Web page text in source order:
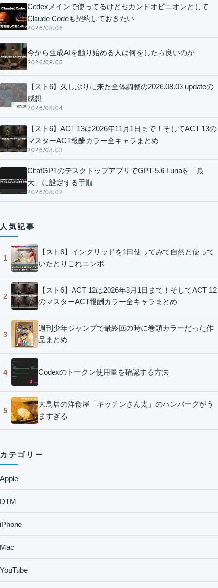
Codexメインで使ってるけどセカンドオピニオンとして
Claude Codeも契約しておきたい
2026/08/06
今から生成AIを触り始める人は何をしたら良いのか
2026/08/05
【スト6】久しぶりに来た全体調整の2026.08.03 updateの
感想
2026/08/04
【スト6】ACT 13は2026年11月1日まで！そしてACT 13の
マスターACT報酬カラー全キャラまとめ
2026/08/03
ChatGPTのデスクトップアプリでGPT-5.6 Lunaを「最
大」に設定する手順
2026/08/02
人気記事
1
【スト6】イングリッドを1日使ってみて自然と使って
いたとりこれコンボ
2
【スト6】ACT 12は2026年8月1日まで！そしてACT 12
のマスターACT報酬カラー全キャラまとめ
3
週刊少年ジャンプで最終回の時に巻頭カラーだった作
品まとめ
4 Codexのトークン使用量を確認する方法
5
大鳥居の洋食屋「キッチンさん太」のハンバーグがう
ますぎる
カテゴリー
Apple
DTM
iPhone
Mac
YouTube